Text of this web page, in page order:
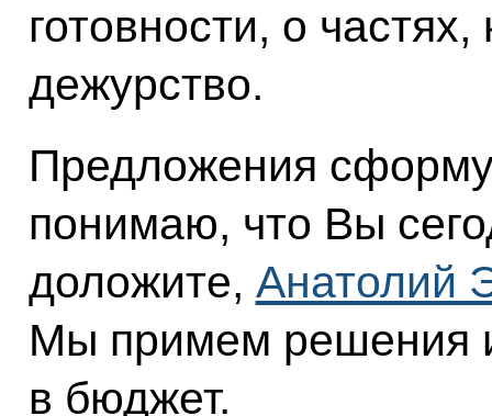
готовности, о
дежурство.
Предложения
понимаю, что Вы
доложите, Анатолий
Мы примем решения
в бюджет.